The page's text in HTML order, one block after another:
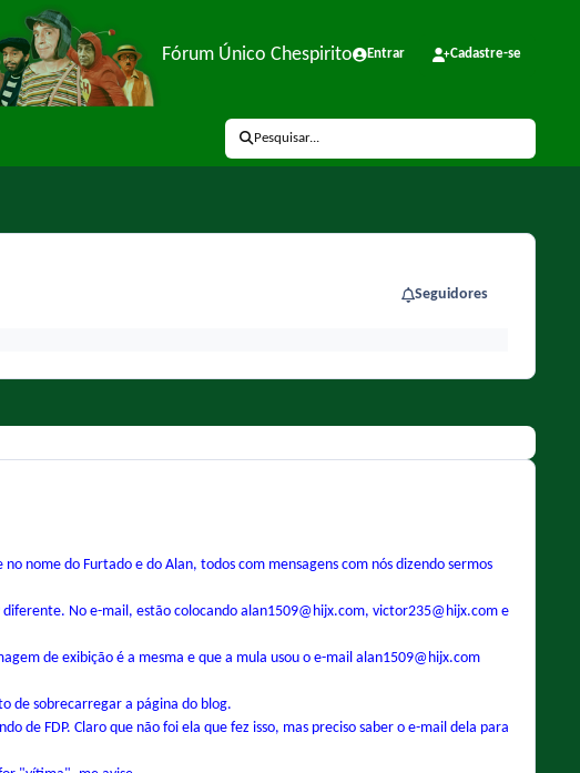
Fórum Único Chespirito Entrar Cadastre-se
Pesquisar...
Seguidores
nome do Furtado e do Alan, todos com mensagens com nós dizendo sermos
No e-mail, estão colocando alan1509@hijx.com, victor235@hijx.com e
de exibição é a mesma e que a mula usou o e-mail alan1509@hijx.com
de sobrecarregar a página do blog.
de FDP. Claro que não foi ela que fez isso, mas preciso saber o e-mail dela para